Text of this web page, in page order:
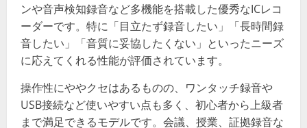
ンや音声検知録音など多機能を搭載した優秀なICレコ
ーダーです。特に「目立たず録音したい」「長時間録
音したい」「音質に妥協したくない」といったニーズ
に応えてくれる性能が評価されています。
操作性にややクセはあるものの、ワンタッチ録音や
USB接続など使いやすい点も多く、初心者から上級者
まで満足できるモデルです。会議、授業、証拠録音な